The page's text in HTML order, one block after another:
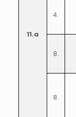
11.a
4.
8.
8.